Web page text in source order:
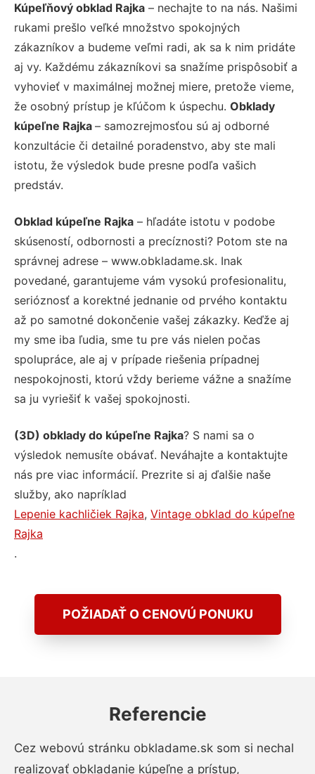
Kúpeľňový obklad Rajka – nechajte to na nás. Našimi
rukami prešlo veľké množstvo spokojných
zákazníkov a budeme veľmi radi, ak sa k nim pridáte
aj vy. Každému zákazníkovi sa snažíme prispôsobiť a
vyhovieť v maximálnej možnej miere, pretože vieme,
že osobný prístup je kľúčom k úspechu. Obklady
kúpeľne Rajka – samozrejmosťou sú aj odborné
konzultácie či detailné poradenstvo, aby ste mali
istotu, že výsledok bude presne podľa vašich
predstáv.
Obklad kúpeľne Rajka – hľadáte istotu v podobe
skúseností, odbornosti a precíznosti? Potom ste na
správnej adrese – www.obkladame.sk. Inak
povedané, garantujeme vám vysokú profesionalitu,
serióznosť a korektné jednanie od prvého kontaktu
až po samotné dokončenie vašej zákazky. Keďže aj
my sme iba ľudia, sme tu pre vás nielen počas
spolupráce, ale aj v prípade riešenia prípadnej
nespokojnosti, ktorú vždy berieme vážne a snažíme
sa ju vyriešiť k vašej spokojnosti.
(3D) obklady do kúpeľne Rajka? S nami sa o
výsledok nemusíte obávať. Neváhajte a kontaktujte
nás pre viac informácií. Prezrite si aj ďalšie naše
služby, ako napríklad
Lepenie kachličiek Rajka, Vintage obklad do kúpeľne
Rajka
.
POŽIADAŤ O CENOVÚ PONUKU
Referencie
Cez webovú stránku obkladame.sk som si nechal
realizovať obkladanie kúpeľne a prístup,